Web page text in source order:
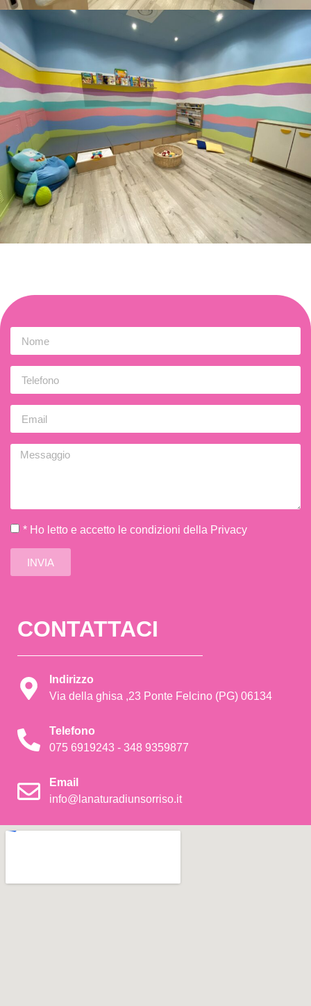
* Ho letto e accetto le condizioni della Privacy
INVIA
CONTATTACI
Indirizzo
Via della ghisa ,23 Ponte Felcino (PG) 06134
Telefono
075 6919243 - 348 9359877
Email
info@lanaturadiunsorriso.it